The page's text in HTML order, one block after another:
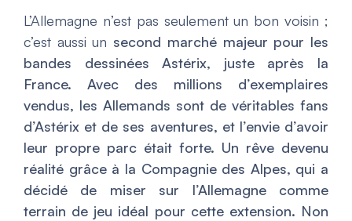
L’Allemagne n’est pas seulement un bon voisin ;
c’est aussi un second marché majeur pour les
bandes dessinées Astérix, juste après la
France. Avec des millions d’exemplaires
vendus, les Allemands sont de véritables fans
d’Astérix et de ses aventures, et l’envie d’avoir
leur propre parc était forte. Un rêve devenu
réalité grâce à la Compagnie des Alpes, qui a
décidé de miser sur l’Allemagne comme
terrain de jeu idéal pour cette extension. Non